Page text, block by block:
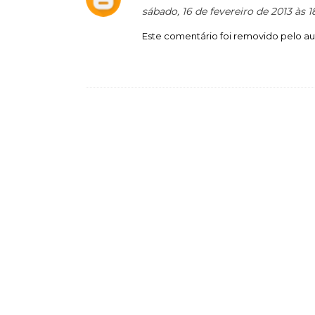
sábado, 16 de fevereiro de 2013 às
Este comentário foi removido pelo